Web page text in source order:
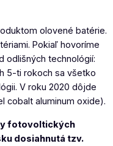
olovené batérie.
Pokiaľ hovoríme
odlišných technológií:
5-ti rokoch sa všetko
V roku 2020 dôjde
cobalt aluminum oxide).
fotovoltických
dosiahnutá tzv.